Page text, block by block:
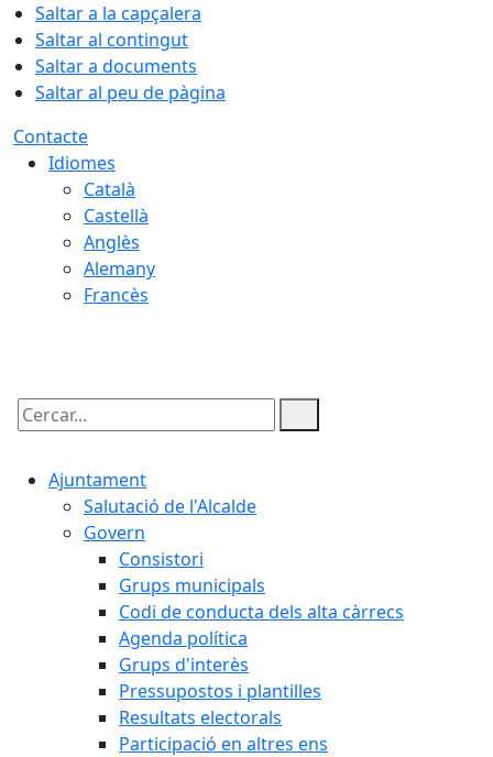
Saltar a la capçalera
Saltar al contingut
Saltar a documents
Saltar al peu de pàgina
Contacte
Idiomes
Català
Castellà
Anglès
Alemany
Francès
Cercar:
Ajuntament
Salutació de l'Alcalde
Govern
Consistori
Grups municipals
Codi de conducta dels alta càrrecs
Agenda política
Grups d'interès
Pressupostos i plantilles
Resultats electorals
Participació en altres ens